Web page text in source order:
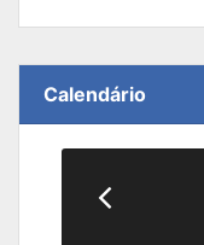
Calendário